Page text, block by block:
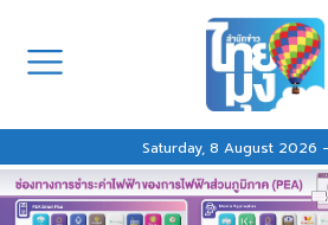
Saturday, 8 August 2026